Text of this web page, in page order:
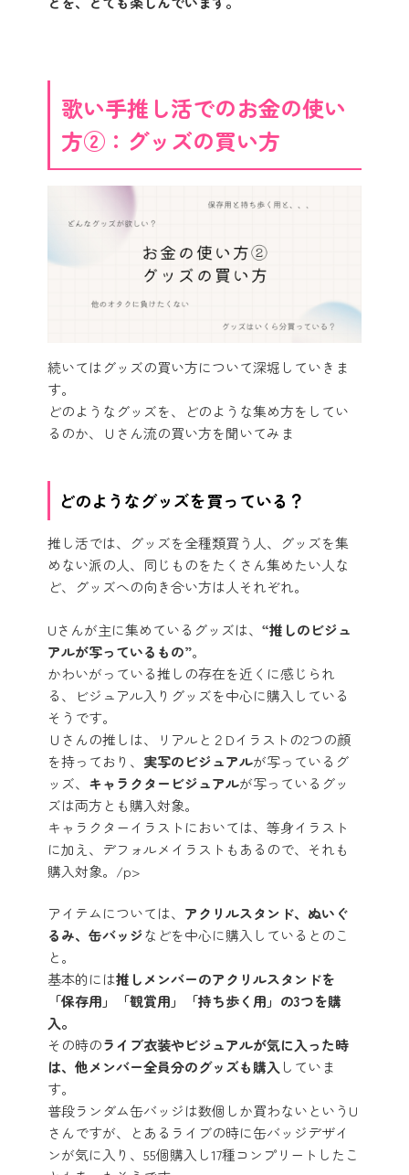
歌い手推し活でのお金の使い
方②：グッズの買い方
続いてはグッズの買い方について深堀していきま
す。
どのようなグッズを、どのような集め方をしてい
るのか、Ｕさん流の買い方を聞いてみま
どのようなグッズを買っている？
推し活では、グッズを全種類買う人、グッズを集
めない派の人、同じものをたくさん集めたい人な
ど、グッズへの向き合い方は人それぞれ。
Uさんが主に集めているグッズは、 “推しのビジュ
アルが写っているもの”。
かわいがっている推しの存在を近くに感じられ
る、ビジュアル入りグッズを中心に購入している
そうです。
Ｕさんの推しは、リアルと２Dイラストの2つの顔
を持っており、 実写のビジュアルが写っているグ
ッズ、 キャラクタービジュアルが写っているグッ
ズは両方とも購入対象。
キャラクターイラストにおいては、等身イラスト
に加え、デフォルメイラストもあるので、それも
購入対象。/p>
アイテムについては、 アクリルスタンド、ぬいぐ
るみ、缶バッジなどを中心に購入しているとのこ
と。
基本的には推しメンバーのアクリルスタンドを
「保存用」「観賞用」「持ち歩く用」の3つを購
入。
その時のライブ衣装やビジュアルが気に入った時
は、他メンバー全員分のグッズも購入 していま
す。
普段ランダム缶バッジは数個しか買わないというU
さんですが、とあるライブの時に缶バッジデザイ
ンが気に入り、55個購入し17種コンプリートしたこ